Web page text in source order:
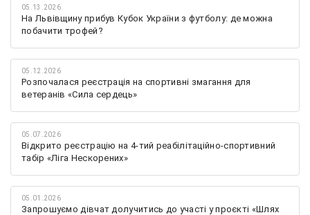
05.13.2026
На Львівщину прибув Кубок України з футболу: де можна
побачити трофей?
05.12.2026
Розпочалася реєстрація на спортивні змагання для
ветеранів «Сила сердець»
05.07.2026
Відкрито реєстрацію на 4-тий реабілітаційно-спортивний
табір «Ліга Нескорених»
05.01.2026
Запрошуємо дівчат долучитись до участі у проєкті «Шлях